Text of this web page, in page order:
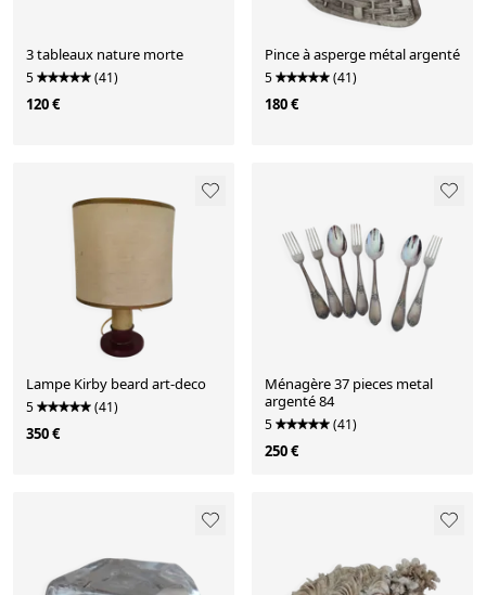
3 tableaux nature morte
5 (41)
120 €
Pince à asperge métal argenté
5 (41)
180 €
Lampe Kirby beard art-deco
5 (41)
350 €
Ménagère 37 pieces metal
argenté 84
5 (41)
250 €